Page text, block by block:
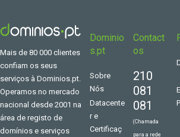
Mais de 80 000 clientes
confiam os seus
serviços à Dominios.pt.
Operamos no mercado
nacional desde 2001 na
área de registo de
domínios e serviços
Dominio
s.pt
Sobre
Nós
Datacente
r e
Certificaç
Contact
os
210
081
081
(Chamada
para a rede